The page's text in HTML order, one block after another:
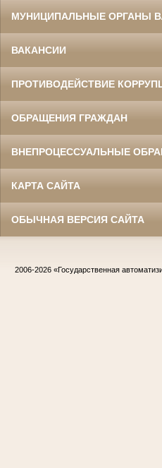
МУНИЦИПАЛЬНЫЕ ОРГАНЫ
ВАКАНСИИ
ПРОТИВОДЕЙСТВИЕ
ОБРАЩЕНИЯ ГРАЖДАН
ВНЕПРОЦЕССУАЛЬНЫЕ
КАРТА САЙТА
ОБЫЧНАЯ ВЕРСИЯ САЙТА
2006-2026 «Государственная